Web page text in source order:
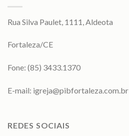
Rua Silva Paulet, 1111, Aldeota
Fortaleza/CE
Fone: (85) 3433.1370
E-mail: igreja@pibfortaleza.com.br
REDES SOCIAIS